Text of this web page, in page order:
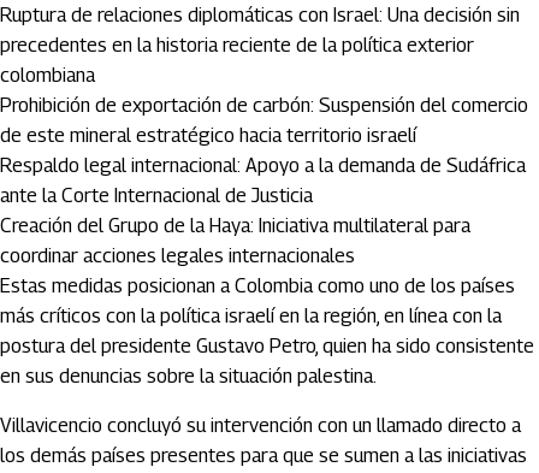
Ruptura de relaciones diplomáticas con Israel: Una decisión sin
precedentes en la historia reciente de la política exterior
colombiana
Prohibición de exportación de carbón: Suspensión del comercio
de este mineral estratégico hacia territorio israelí
Respaldo legal internacional: Apoyo a la demanda de Sudáfrica
ante la Corte Internacional de Justicia
Creación del Grupo de la Haya: Iniciativa multilateral para
coordinar acciones legales internacionales
Estas medidas posicionan a Colombia como uno de los países
más críticos con la política israelí en la región, en línea con la
postura del presidente Gustavo Petro, quien ha sido consistente
en sus denuncias sobre la situación palestina.
Villavicencio concluyó su intervención con un llamado directo a
los demás países presentes para que se sumen a las iniciativas